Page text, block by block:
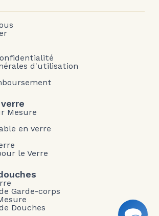
d'utilisation
Mesure
en verre
le Verre
Garde-corps
Douches